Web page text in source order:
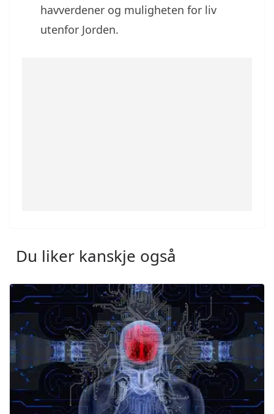
havverdener og muligheten for liv
utenfor Jorden.
Du liker kanskje også